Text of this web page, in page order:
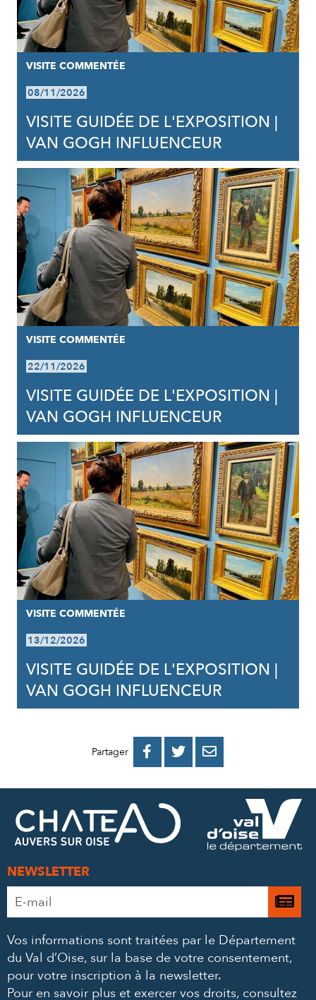
VISITE COMMENTÉE
08/11/2026
VISITE GUIDÉE DE L'EXPOSITION |
VAN GOGH INFLUENCEUR
VISITE COMMENTÉE
22/11/2026
VISITE GUIDÉE DE L'EXPOSITION |
VAN GOGH INFLUENCEUR
VISITE COMMENTÉE
13/12/2026
VISITE GUIDÉE DE L'EXPOSITION |
VAN GOGH INFLUENCEUR
Partager 
PARTAGER
FACEBOOK
PARTAGER
PARTAGER
MAIL
NEWSLETTER
Adresse
e-
*
Je
à
Vos informations sont traitées par le Département
du Val d’Oise, sur la base de votre consentement,
pour votre inscription à la newsletter.
Pour en savoir plus et exercer vos droits, consultez